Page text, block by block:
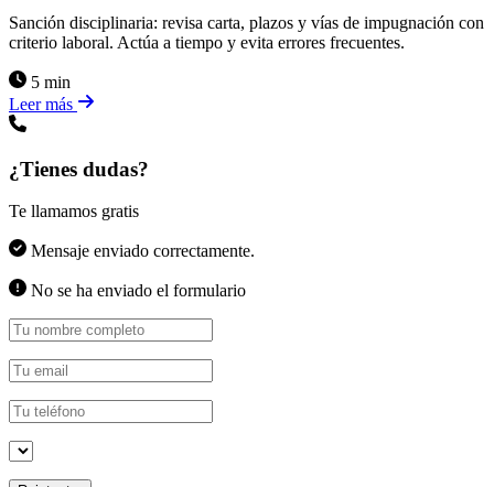
Sanción disciplinaria: revisa carta, plazos y vías de impugnación con
criterio laboral. Actúa a tiempo y evita errores frecuentes.
5 min
Leer más
¿Tienes dudas?
Te llamamos gratis
Mensaje enviado correctamente.
No se ha enviado el formulario